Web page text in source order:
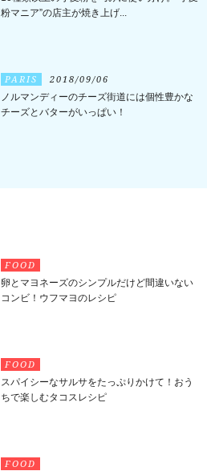
粉マニア”の店主が焼き上げ...
PARIS 2018/09/06
ノルマンディーのチーズ街道には個性豊かな
チーズとバターがいっぱい！
FOOD
卵とマヨネーズのシンプルだけど間違いない
コンビ！ウフマヨのレシピ
FOOD
スパイシーなサルサをたっぷりかけて！おう
ちで楽しむタコスレシピ
FOOD